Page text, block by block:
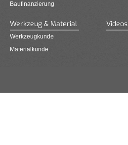
Baufinanzierung
Werkzeug & Material
Werkzeugkunde
Materialkunde
Videos